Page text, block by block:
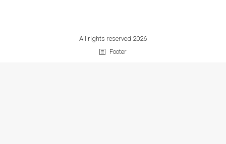
All rights reserved 2026
Footer